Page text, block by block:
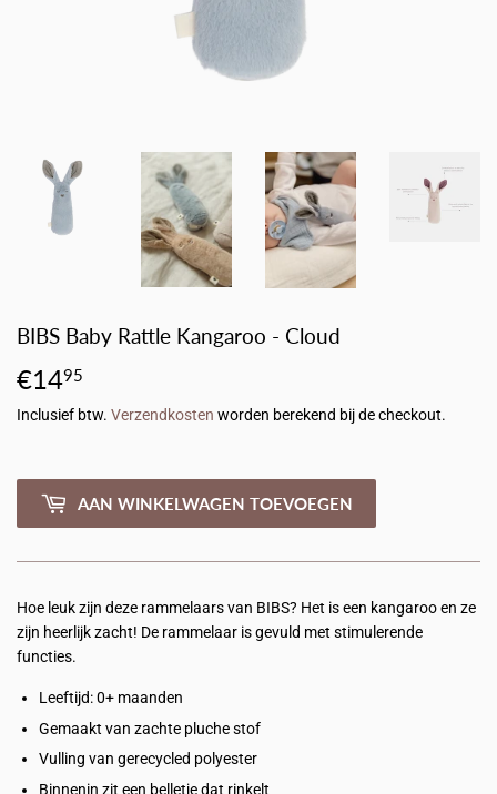
BIBS Baby Rattle Kangaroo - Cloud
€1495
Inclusief btw. Verzendkosten worden berekend bij de checkout.
AAN WINKELWAGEN TOEVOEGEN
Hoe leuk zijn deze rammelaars van BIBS? Het is een kangaroo en ze
zijn heerlijk zacht! De rammelaar is gevuld met stimulerende
functies.
Leeftijd: 0+ maanden
Gemaakt van zachte pluche stof
Vulling van gerecycled polyester
Binnenin zit een belletje dat rinkelt